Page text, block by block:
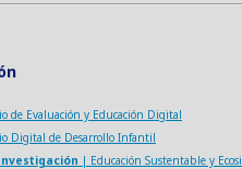
de Evaluación y Educación Digital
Digital de Desarrollo Infantil
| Educación Sustentable y